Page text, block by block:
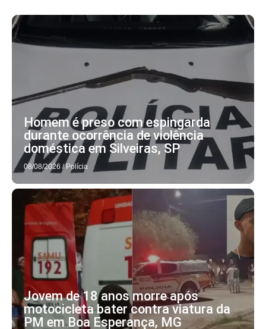
Homem é preso com espingarda
durante ocorrência de violência
doméstica em Silveiras, SP
08/08/2026 / Polícia
Jovem de 18 anos morre após
motocicleta bater contra viatura da
PM em Boa Esperança, MG